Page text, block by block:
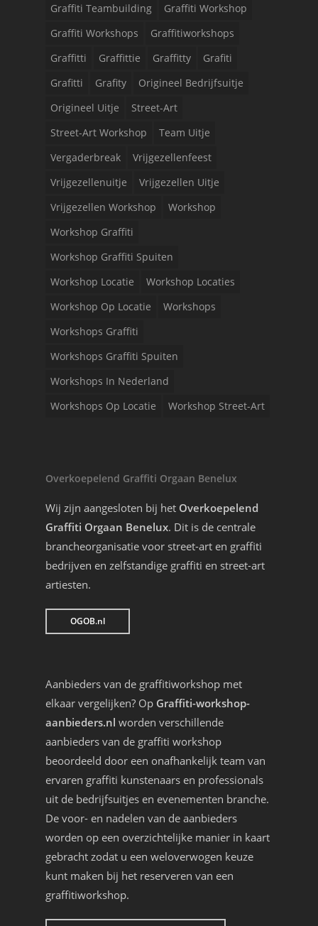
Graffiti Teambuilding
Graffiti Workshop
Graffiti Workshops
Graffitiworkshops
Graffitti
Graffittie Graffitty
Grafiti
Grafitti
Grafity
Origineel Bedrijfsuitje
Origineel Uitje
Street-Art
Street-Art Workshop
Team Uitje
Vergaderbreak
Vrijgezellenfeest
Vrijgezellenuitje
Vrijgezellen Uitje
Vrijgezellen Workshop
Workshop
Workshop Graffiti
Workshop Graffiti Spuiten
Workshop Locatie
Workshop Locaties
Workshop Op Locatie
Workshops
Workshops Graffiti
Workshops Graffiti Spuiten
Workshops In Nederland
Workshops Op Locatie
Workshop Street-Art
Overkoepelend Graffiti Orgaan Benelux
Wij zijn aangesloten bij het Overkoepelend
Graffiti Orgaan Benelux. Dit is de centrale
brancheorganisatie voor street-art en graffiti
bedrijven en zelfstandige graffiti en street-art
artiesten.
OGOB.nl
Aanbieders van de graffitiworkshop met
elkaar vergelijken? Op Graffiti-workshop-
aanbieders.nl worden verschillende
aanbieders van de graffiti workshop
beoordeeld door een onafhankelijk team van
ervaren graffiti kunstenaars en professionals
uit de bedrijfsuitjes en evenementen branche.
De voor- en nadelen van de aanbieders
worden op een overzichtelijke manier in kaart
gebracht zodat u een weloverwogen keuze
kunt maken bij het reserveren van een
graffitiworkshop.